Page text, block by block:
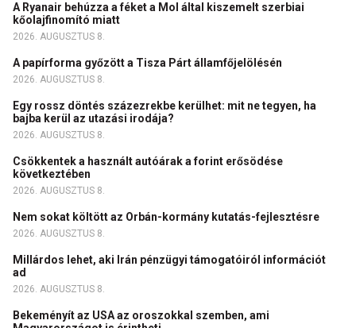
A Ryanair behúzza a féket a Mol által kiszemelt szerbiai
kőolajfinomító miatt
2026. AUGUSZTUS 8.
A papírforma győzött a Tisza Párt államfőjelölésén
2026. AUGUSZTUS 8.
Egy rossz döntés százezrekbe kerülhet: mit ne tegyen, ha
bajba kerül az utazási irodája?
2026. AUGUSZTUS 8.
Csökkentek a használt autóárak a forint erősödése
következtében
2026. AUGUSZTUS 8.
Nem sokat költött az Orbán-kormány kutatás-fejlesztésre
2026. AUGUSZTUS 8.
Millárdos lehet, aki Irán pénzügyi támogatóiról információt
ad
2026. AUGUSZTUS 8.
Bekeményít az USA az oroszokkal szemben, ami